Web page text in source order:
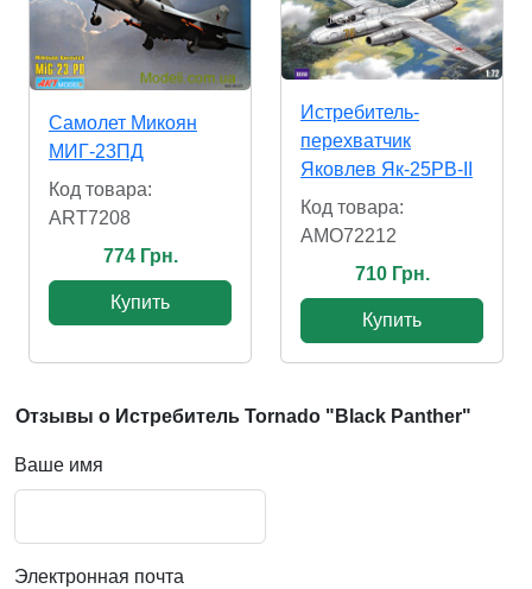
Самолет Микоян
МИГ-23ПД
Код товара:
ART7208
774 Грн.
Купить
Истребитель-
перехватчик
Яковлев Як-25РВ-II
Код товара:
AMO72212
710 Грн.
Купить
Отзывы о Истребитель Tornado "Black Panther"
Ваше имя
Электронная почта